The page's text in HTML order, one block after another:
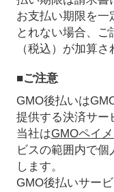
お支払い期限を一
とれない場合、ご
（税込）が加算
■ご注意
GMO後払いは
提供する決済サー
当社はGMOペイ
ビスの範囲内で
します。
GMO後払いサー